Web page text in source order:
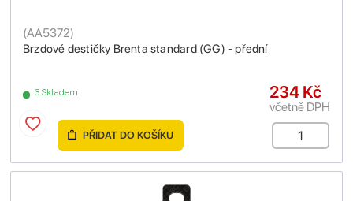
Brzdové destičky Brenta standard (GG) - přední
(AA5372)
3 Skladem 234 Kč
včetně DPH
PŘIDAT DO KOŠÍKU